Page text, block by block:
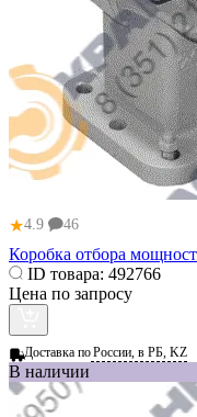
★4.9 46
Коробка отбора
ID товара: 492766
Цена по запросу
Доставка поРоссии, в РБ, KZ
В наличии